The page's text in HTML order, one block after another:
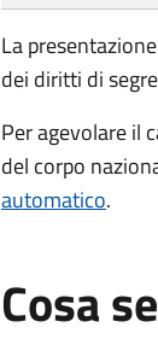
La
dei diritti di
Per agevolare il
del corpo
automatico.
Cosa